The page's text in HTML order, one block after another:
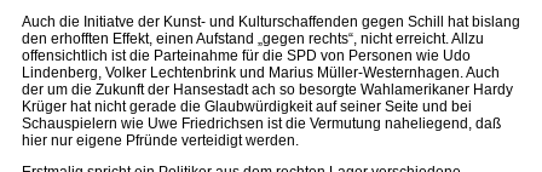
Auch die Initiatve der Kunst- und Kulturschaffenden gegen Schill hat bislang
den erhofften Effekt, einen Aufstand „gegen rechts“, nicht erreicht. Allzu
offensichtlich ist die Parteinahme für die SPD von Personen wie Udo
Lindenberg, Volker Lechtenbrink und Marius Müller-Westernhagen. Auch
der um die Zukunft der Hansestadt ach so besorgte Wahlamerikaner Hardy
Krüger hat nicht gerade die Glaubwürdigkeit auf seiner Seite und bei
Schauspielern wie Uwe Friedrichsen ist die Vermutung naheliegend, daß
hier nur eigene Pfründe verteidigt werden.